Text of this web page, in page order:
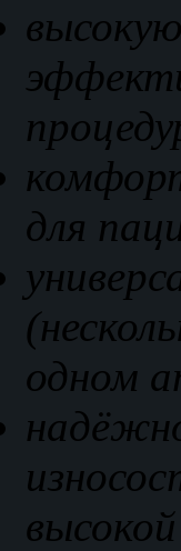
для
одном
высокой